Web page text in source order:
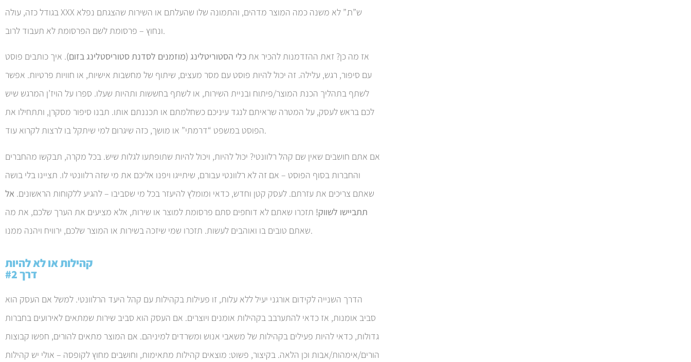
בגודל כזה, עולה XXX ש”ח.” לא משנה כמה המוצר מדהים, והתמונה שלו שהעלתם או השירות שהצגתם נפלא
ונחוץ – פרסומת לשם הפרסומת לא תעבוד לרוב.
אז מה כן? זאת ההזדמנות להכיר אתכלי הסטוריטלינג (מוזמנים לסדנת סטוריסטלינג בזום). איך כותבים פוסט
עם סיפור, רגש, עלילה. זה יכול להיות פוסט עם מסר מעצים, שיתוף של מחשבות אישיות, או חוויות פרטיות. אפשר
לשתף בתהליך הכנת המוצר/פיתוח ובניית השירות, או לשתף בחששות ותהיות שעלו. ספרו על הויז’ן המרגש שיש
לכם בראש לעסק, על המטרה שראיתם לנגד עיניכם כשחלמתם או תכננתם אותו. תבנו סיפור מסקרן, ותתחילו את
הפוסט במשפט “דרמתי” או מושך, כזה שיגרום למי שיתקל בו לרצות לקרוא עוד.
אם אתם חושבים שאין שם קהל רלוונטי? יכול להיות, ויכול להיות שתופתעו לגלות שיש. בכל מקרה, תבקשו מהחברים
והחברות בסוף הפוסט – אם זה לא רלוונטי עבורם, שיתייגו ויפנו אליכם את מי שזה רלוונטי לו. תציינו בלי בושה
שאתם צריכים את עזרתם. לעסק קטן וחדש, כדאי ומומלץ להיעזר בכל מי שסביבו – להגיע ללקוחות הראשונים. אל
תתביישו לשווק! תזכרו שאתם לא דוחפים סתם פרסומת למוצר או שירות, אלא מציעים את הערך שלכם, את מה
שאתם טובים בו ואוהבים לעשות. תזכרו שמי שיזכה בשירות או המוצר שלכם, ירוויח ויהנה ממנו.
קהילות או לא להיות
דרך #2
הדרך השנייה לקידום אורגני יעיל ללא עלות, זו פעילות בקהילות עם קהל היעד הרלוונטי. למשל אם העסק הוא
סביב אומנות, אז כדאי להתערבב בקהילות אומנים ויוצרים. אם העסק הוא סביב שירות שמתאים לאירועים בחברות
גדולות, כדאי להיות פעילים בקהילות של משאבי אנוש ומשרדים למיניהם. אם המוצר מתאים להורים, חפשו קבוצות
הורים/אימהות/אבות וכן הלאה. בקיצור, פשוט: מוצאים קהילות מתאימות, וחושבים מחוץ לקופסה – אולי יש קהילות